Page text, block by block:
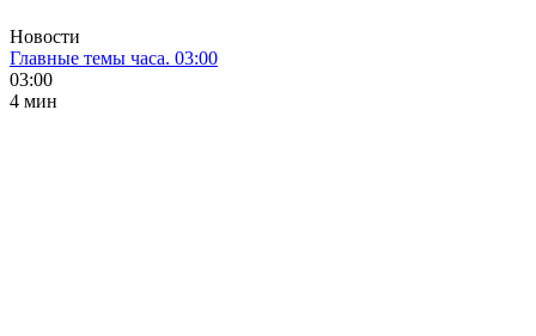
Новости
Главные темы часа. 03:00
03:00
4 мин